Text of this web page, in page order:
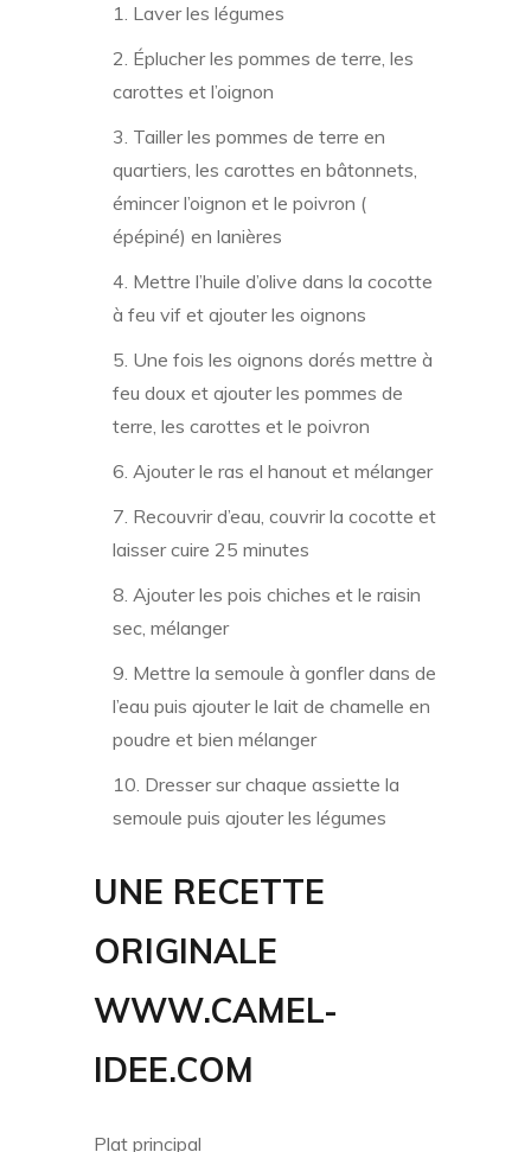
Laver les légumes
Éplucher les pommes de terre, les
carottes et l’oignon
Tailler les pommes de terre en
quartiers, les carottes en bâtonnets,
émincer l’oignon et le poivron (
épépiné) en lanières
Mettre l’huile d’olive dans la cocotte
à feu vif et ajouter les oignons
Une fois les oignons dorés mettre à
feu doux et ajouter les pommes de
terre, les carottes et le poivron
Ajouter le ras el hanout et mélanger
Recouvrir d’eau, couvrir la cocotte et
laisser cuire 25 minutes
Ajouter les pois chiches et le raisin
sec, mélanger
Mettre la semoule à gonfler dans de
l’eau puis ajouter le lait de chamelle en
poudre et bien mélanger
Dresser sur chaque assiette la
semoule puis ajouter les légumes
UNE RECETTE
ORIGINALE
WWW.CAMEL-
IDEE.COM
Plat principal